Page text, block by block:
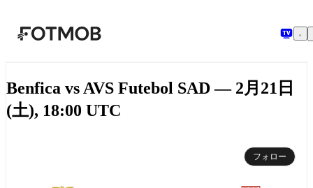
メインコンテンツへスキップ
Benfica vs AVS Futebol SAD — 2月21日
(土), 18:00 UTC
フォロー